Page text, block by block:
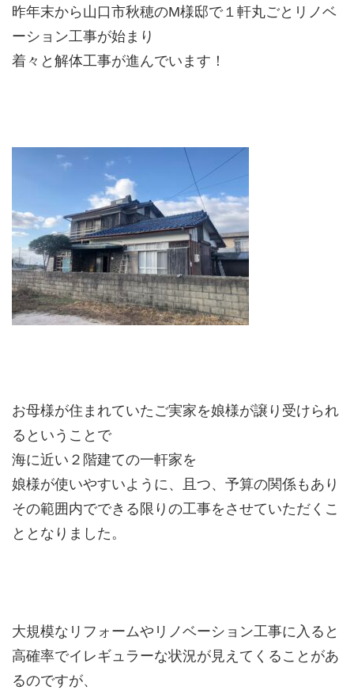
昨年末から山口市秋穂のM様邸で１軒丸ごとリノベ
ーション工事が始まり
着々と解体工事が進んでいます！
お母様が住まれていたご実家を娘様が譲り受けられ
るということで
海に近い２階建ての一軒家を
娘様が使いやすいように、且つ、予算の関係もあり
その範囲内でできる限りの工事をさせていただくこ
ととなりました。
大規模なリフォームやリノベーション工事に入ると
高確率でイレギュラーな状況が見えてくることがあ
るのですが、